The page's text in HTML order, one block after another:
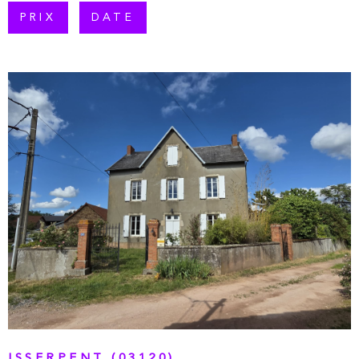
PRIX DATE
VOIR LE BIEN